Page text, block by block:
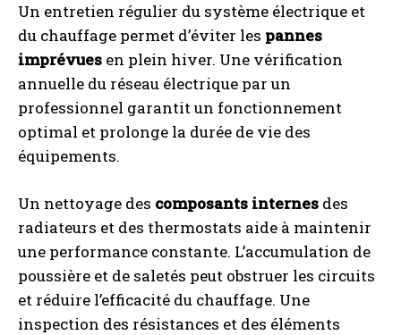
Un entretien régulier du système électrique et
du chauffage permet d’éviter les pannes
imprévues en plein hiver. Une vérification
annuelle du réseau électrique par un
professionnel garantit un fonctionnement
optimal et prolonge la durée de vie des
équipements.
Un nettoyage des composants internes des
radiateurs et des thermostats aide à maintenir
une performance constante. L’accumulation de
poussière et de saletés peut obstruer les circuits
et réduire l’efficacité du chauffage. Une
inspection des résistances et des éléments